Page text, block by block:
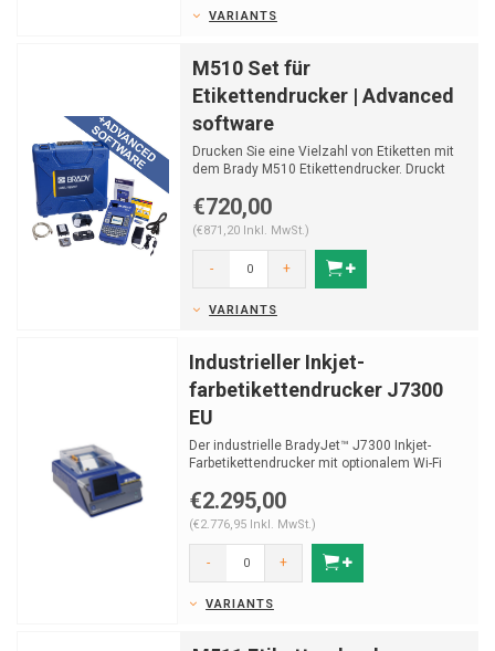
VARIANTS
M510 Set für
Etikettendrucker | Advanced
software
Drucken Sie eine Vielzahl von Etiketten mit
dem Brady M510 Etikettendrucker. Druckt
€720,00
(€871,20 Inkl. MwSt.)
- +
VARIANTS
Industrieller Inkjet-
farbetikettendrucker J7300
EU
Der industrielle BradyJet™ J7300 Inkjet-
Farbetikettendrucker mit optionalem Wi-Fi
€2.295,00
(€2.776,95 Inkl. MwSt.)
- +
VARIANTS